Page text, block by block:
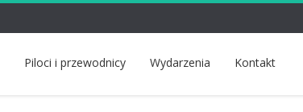
Piloci i przewodnicy Wydarzenia Kontakt